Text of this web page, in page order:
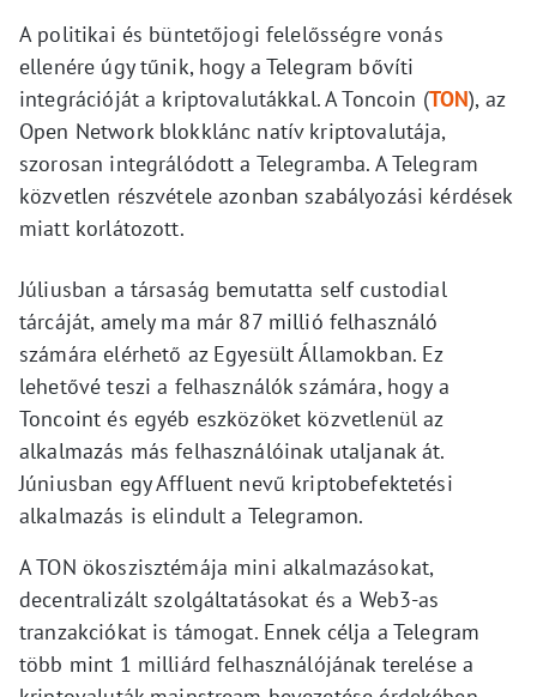
A politikai és büntetőjogi felelősségre vonás
ellenére úgy tűnik, hogy a Telegram bővíti
integrációját a kriptovalutákkal. A Toncoin (TON), az
Open Network blokklánc natív kriptovalutája,
szorosan integrálódott a Telegramba. A Telegram
közvetlen részvétele azonban szabályozási kérdések
miatt korlátozott.
Júliusban a társaság bemutatta self custodial
tárcáját, amely ma már 87 millió felhasználó
számára elérhető az Egyesült Államokban. Ez
lehetővé teszi a felhasználók számára, hogy a
Toncoint és egyéb eszközöket közvetlenül az
alkalmazás más felhasználóinak utaljanak át.
Júniusban egy Affluent nevű kriptobefektetési
alkalmazás is elindult a Telegramon.
A TON ökoszisztémája mini alkalmazásokat,
decentralizált szolgáltatásokat és a Web3-as
tranzakciókat is támogat. Ennek célja a Telegram
több mint 1 milliárd felhasználójának terelése a